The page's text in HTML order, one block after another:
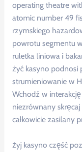
operating theatre
atomic number 49
rzymskiego
powrotu segmentu
ruletka liniowa i
żyć kasyno podnosi
strumieniowanie w
Wchodź w
niezrównany
całkowicie zasilany
żyj kasyno część